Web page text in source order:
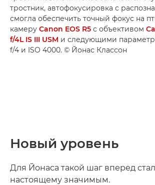
тростник, автофокусировка с
смогла обеспечить точный фокус на
камеру Canon EOS R5 с объективом
f/4L IS III USM и следующими
f/4 и ISO 4000. © Йонас Классон
Новый уровень
Для Йонаса такой шаг вперед
настоящему значимым.